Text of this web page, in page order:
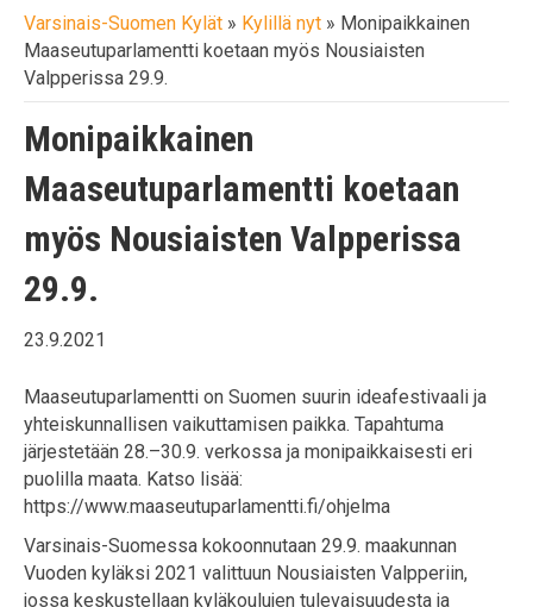
Varsinais-Suomen Kylät » Kylillä nyt » Monipaikkainen
Maaseutuparlamentti koetaan myös Nousiaisten
Valpperissa 29.9.
Monipaikkainen
Maaseutuparlamentti koetaan
myös Nousiaisten Valpperissa
29.9.
23.9.2021
Maaseutuparlamentti on Suomen suurin ideafestivaali ja
yhteiskunnallisen vaikuttamisen paikka. Tapahtuma
järjestetään 28.–30.9. verkossa ja monipaikkaisesti eri
puolilla maata. Katso lisää:
https://www.maaseutuparlamentti.fi/ohjelma
Varsinais-Suomessa kokoonnutaan 29.9. maakunnan
Vuoden kyläksi 2021 valittuun Nousiaisten Valpperiin,
jossa keskustellaan kyläkoulujen tulevaisuudesta ja